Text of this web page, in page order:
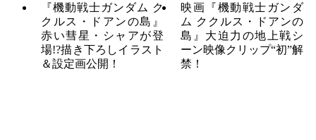
『機動戦士ガンダム ク
クルス・ドアンの島』
赤い彗星・シャアが登
場!?描き下ろしイラスト
＆設定画公開！
映画『機動戦士ガンダ
ム ククルス・ドアンの
島』大迫力の地上戦シ
ーン映像クリップ“初”解
禁！